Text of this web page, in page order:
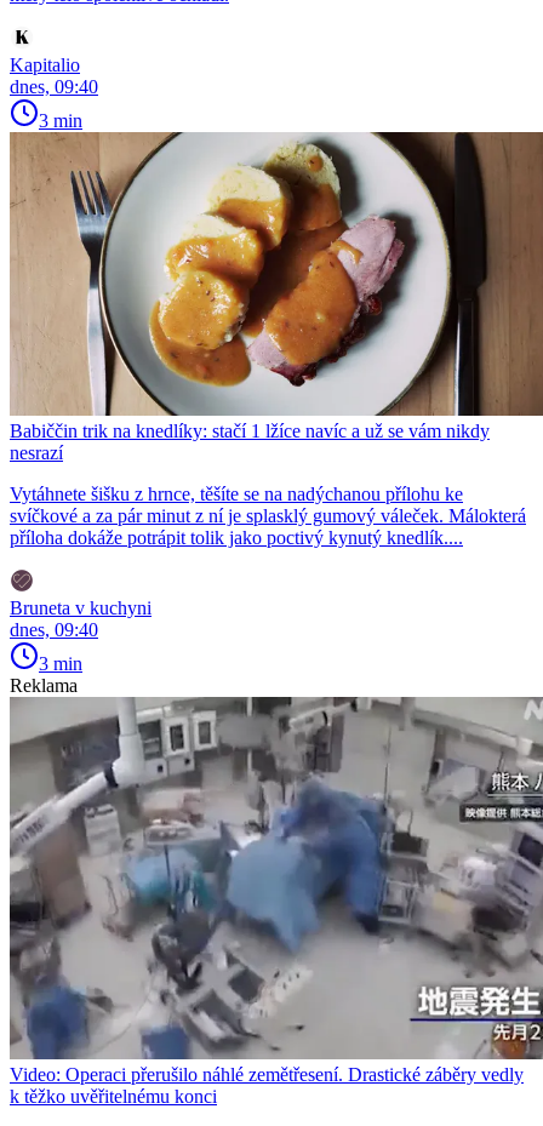
Kapitalio
dnes, 09:40
3 min
Babiččin trik na knedlíky: stačí 1 lžíce navíc a už se vám nikdy
nesrazí
Vytáhnete šišku z hrnce, těšíte se na nadýchanou přílohu ke
svíčkové a za pár minut z ní je splasklý gumový váleček. Málokterá
příloha dokáže potrápit tolik jako poctivý kynutý knedlík....
Bruneta v kuchyni
dnes, 09:40
3 min
Reklama
Video: Operaci přerušilo náhlé zemětřesení. Drastické záběry vedly
k těžko uvěřitelnému konci